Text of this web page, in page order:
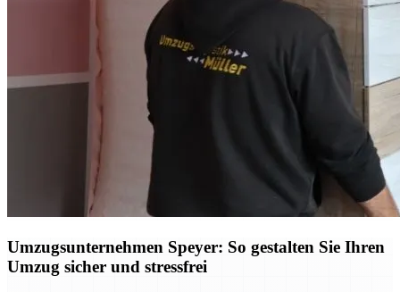
Umzugsunternehmen Speyer: So gestalten Sie Ihren
Umzug sicher und stressfrei